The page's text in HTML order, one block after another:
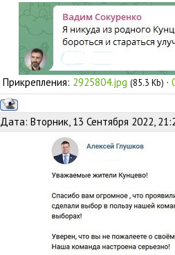
Прикрепления: 2925804.jpg (85.3 Kb) ·
Дата: Вторник, 13 Сентября 2022,